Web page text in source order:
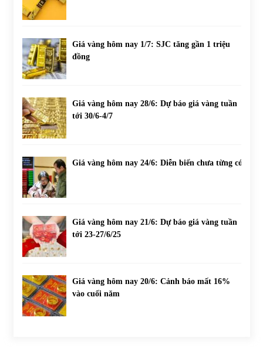
Giá vàng hôm nay 1/7: SJC tăng gần 1 triệu
đồng
Giá vàng hôm nay 28/6: Dự báo giá vàng tuần
tới 30/6-4/7
Giá vàng hôm nay 24/6: Diễn biến chưa từng có
Giá vàng hôm nay 21/6: Dự báo giá vàng tuần
tới 23-27/6/25
Giá vàng hôm nay 20/6: Cảnh báo mất 16%
vào cuối năm